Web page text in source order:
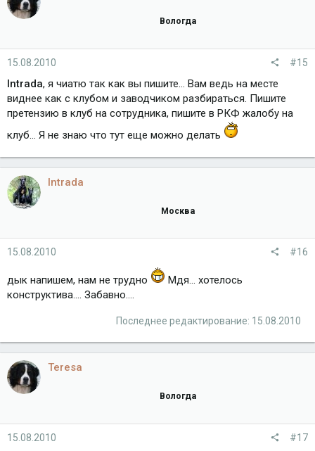
Вологда
15.08.2010 #15
Intrada, я чиатю так как вы пишите... Вам ведь на месте
виднее как с клубом и заводчиком разбираться. Пишите
претензию в клуб на сотрудника, пишите в РКФ жалобу на
клуб... Я не знаю что тут еще можно делать
Intrada
Москва
15.08.2010 #16
дык напишем, нам не трудно
Мдя... хотелось
конструктива.... Забавно....
Последнее редактирование: 15.08.2010
Teresa
Вологда
15.08.2010 #17